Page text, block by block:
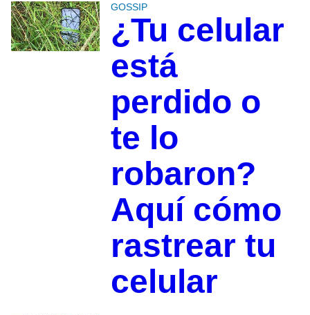
GOSSIP
¿Tu celular
está
perdido o
te lo
robaron?
Aquí cómo
rastrear tu
celular